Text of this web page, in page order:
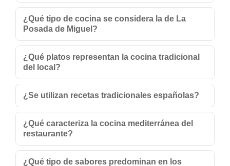
¿Qué tipo de cocina se considera la de La
Posada de Miguel?
¿Qué platos representan la cocina tradicional
del local?
¿Se utilizan recetas tradicionales españolas?
¿Qué caracteriza la cocina mediterránea del
restaurante?
¿Qué tipo de sabores predominan en los